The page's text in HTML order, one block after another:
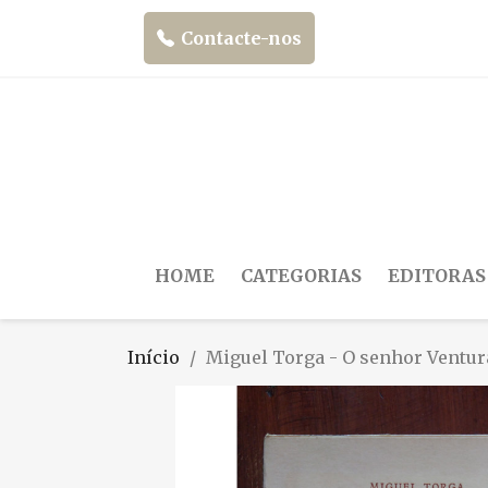
Contacte-nos
HOME CATEGORIAS EDITORAS
Início Miguel Torga - O senhor